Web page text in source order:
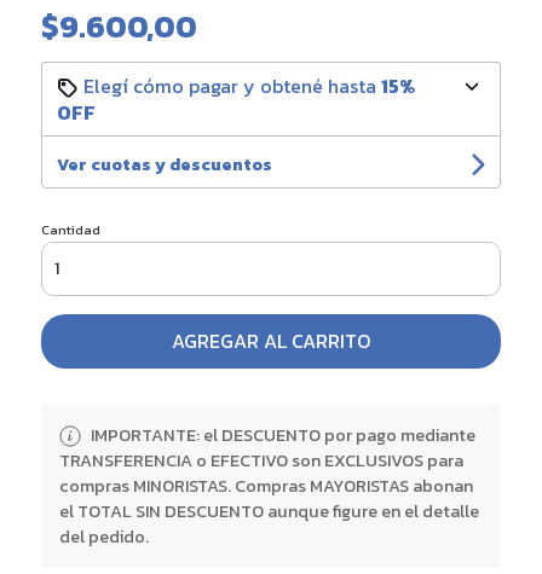
$9.600,00
Elegí cómo pagar y obtené hasta 15%
OFF
Ver cuotas y descuentos
Cantidad
AGREGAR AL CARRITO
IMPORTANTE: el DESCUENTO por pago mediante
TRANSFERENCIA o EFECTIVO son EXCLUSIVOS para
compras MINORISTAS. Compras MAYORISTAS abonan
el TOTAL SIN DESCUENTO aunque figure en el detalle
del pedido.